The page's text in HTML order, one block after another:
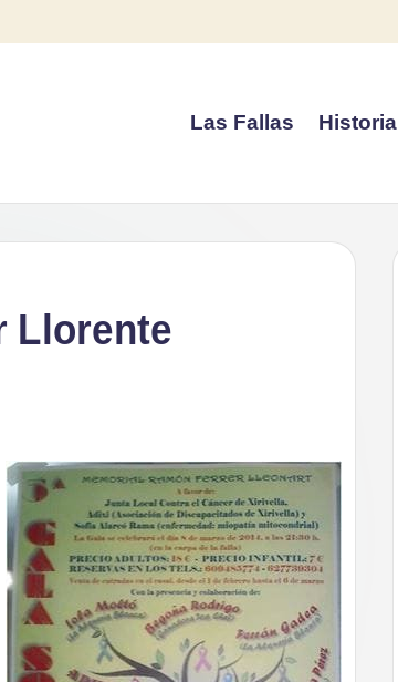
Las Fallas Historia
Llorente